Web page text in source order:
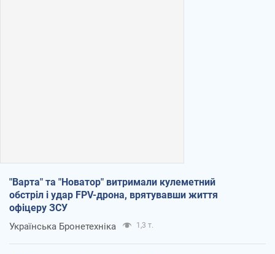
"Варта" та "Новатор" витримали кулеметний
обстріл і удар FPV-дрона, врятувавши життя
офіцеру ЗСУ
Українська Бронетехніка 1,3 т.